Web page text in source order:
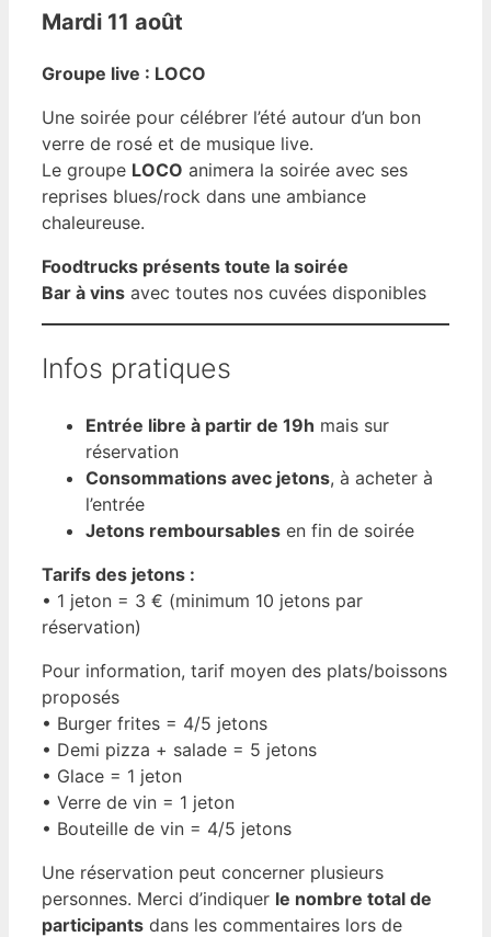
Mardi 11 août
Groupe live : LOCO
Une soirée pour célébrer l’été autour d’un bon
verre de rosé et de musique live.
Le groupe LOCO animera la soirée avec ses
reprises blues/rock dans une ambiance
chaleureuse.
Foodtrucks présents toute la soirée
Bar à vins avec toutes nos cuvées disponibles
Infos pratiques
Entrée libre à partir de 19h mais sur
réservation
Consommations avec jetons, à acheter à
l’entrée
Jetons remboursables en fin de soirée
Tarifs des jetons :
• 1 jeton = 3 € (minimum 10 jetons par
réservation)
Pour information, tarif moyen des plats/boissons
proposés
• Burger frites = 4/5 jetons
• Demi pizza + salade = 5 jetons
• Glace = 1 jeton
• Verre de vin = 1 jeton
• Bouteille de vin = 4/5 jetons
Une réservation peut concerner plusieurs
personnes. Merci d’indiquer le nombre total de
participants dans les commentaires lors de